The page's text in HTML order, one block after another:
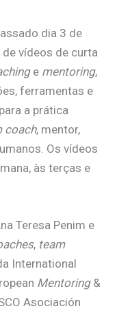
dia 3 de
de vídeos de curta
e mentoring,
ferramentas e
a prática
coach, mentor,
Os vídeos
às terças e
Teresa Penim e
, team
International
Mentoring&
Asociación